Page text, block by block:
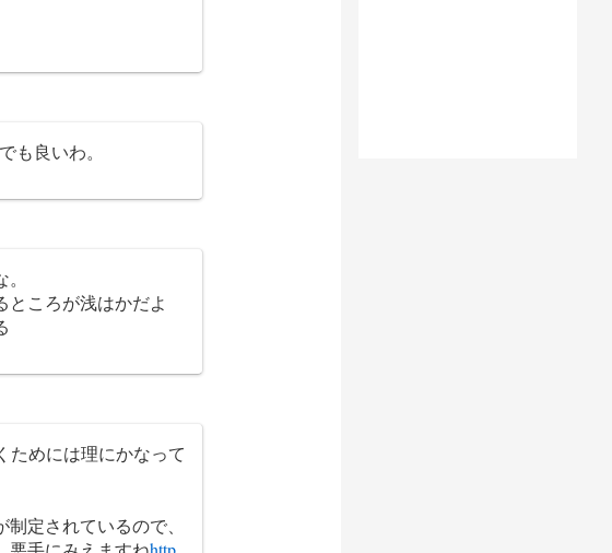
も良いわ。
ところが浅はかだよ
ためには理にかなって
定されているので、